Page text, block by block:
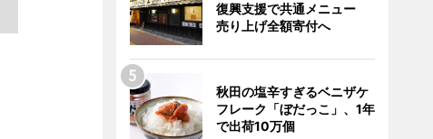
復興支援で共通メニュー
売り上げ全額寄付へ
秋田の塩辛すぎるベニザケ
フレーク「ぼだっこ」、1年
で出荷10万個